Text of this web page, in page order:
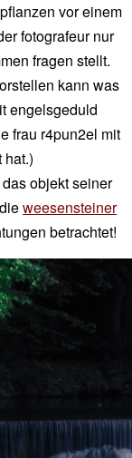
vor einem
fotografeur nur
fragen stellt.
kann was
engelsgeduld
frau r4pun2el mit
hat.)
objekt seiner
weesensteiner
betrachtet!